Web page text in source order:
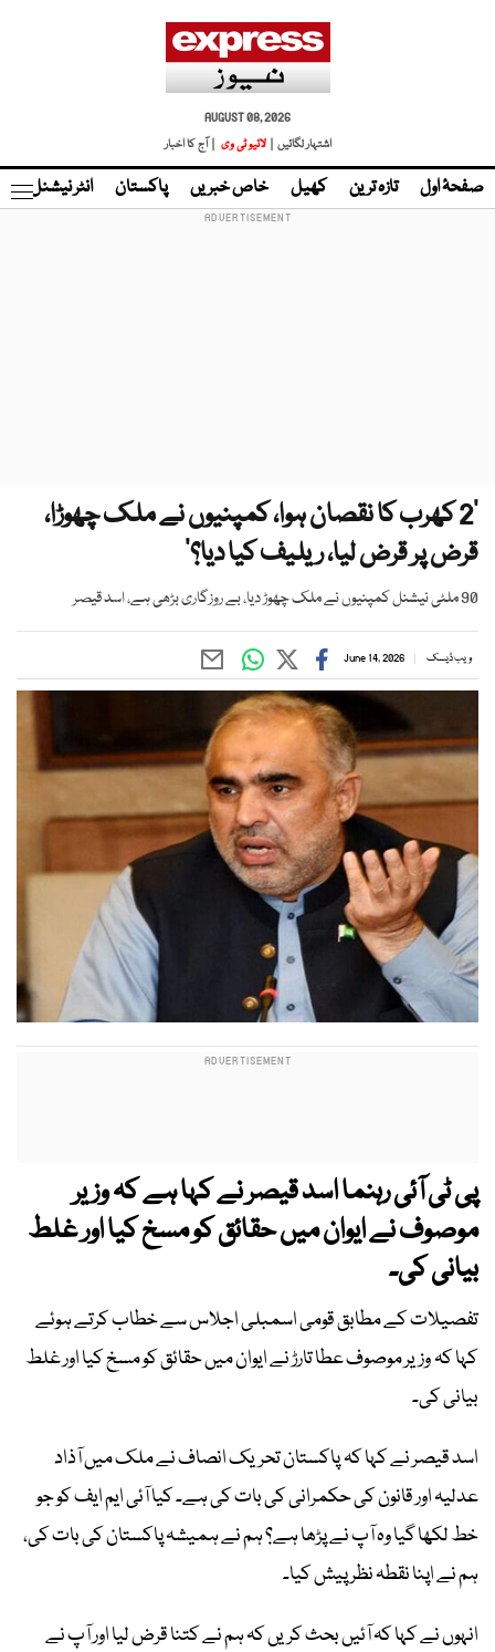
AUGUST 08, 2026
اشتہار لگائیں |
لائیو ٹی وی | آج کا اخبار
صفحۂ اول تازہ ترین کھیل خاص خبریں پاکستان انٹر نیشنل
’2 کھرب کا نقصان ہوا، کمپنیوں نے ملک چھوڑا،
قرض پر قرض لیا، ریلیف کیا دیا؟‘
90 ملٹی نیشنل کمپنیوں نے ملک چھوڑ دیا، بے روزگاری بڑھی ہے، اسد قیصر
ویب ڈیسک June 14, 2026
پی ٹی آئی رہنما اسد قیصر نے کہا ہے کہ وزیر
موصوف نے ایوان میں حقائق کو مسخ کیا اور غلط
بیانی کی۔
تفصیلات کے مطابق قومی اسمبلی اجلاس سے خطاب کرتے ہوئے
کہا کہ وزیر موصوف عطا تارڑ نے ایوان میں حقائق کو مسخ کیا اور غلط
بیانی کی۔
اسد قیصر نے کہا کہ پاکستان تحریک انصاف نے ملک میں آذاد
عدلیہ اور قانون کی حکمرانی کی بات کی ہے۔ کیا آئی ایم ایف کو جو
خط لکھا گیا وہ آپ نے پڑھا ہے؟ ہم نے ہمیشہ پاکستان کی بات کی،
ہم نے اپنا نقطہ نظر پیش کیا۔
انہوں نے کہا کہ آئیں بحث کریں کہ ہم نے کتنا قرض لیا اور آپ نے